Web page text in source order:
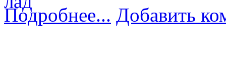
Подробнее... Добавить